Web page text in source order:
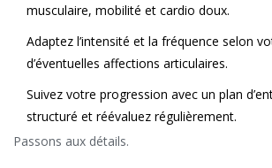
musculaire, mobilité et cardio doux.
Adaptez l’intensité et la fréquence selon
d’éventuelles affections articulaires.
Suivez votre progression avec un plan
structuré et réévaluez régulièrement.
Passons aux détails.